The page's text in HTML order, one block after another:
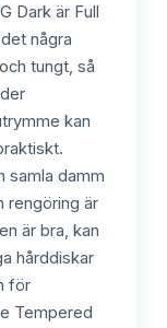
Dark är Full
några
tungt, så
kan
samla damm
rengöring är
är bra, kan
hårddiskar
för
Tempered